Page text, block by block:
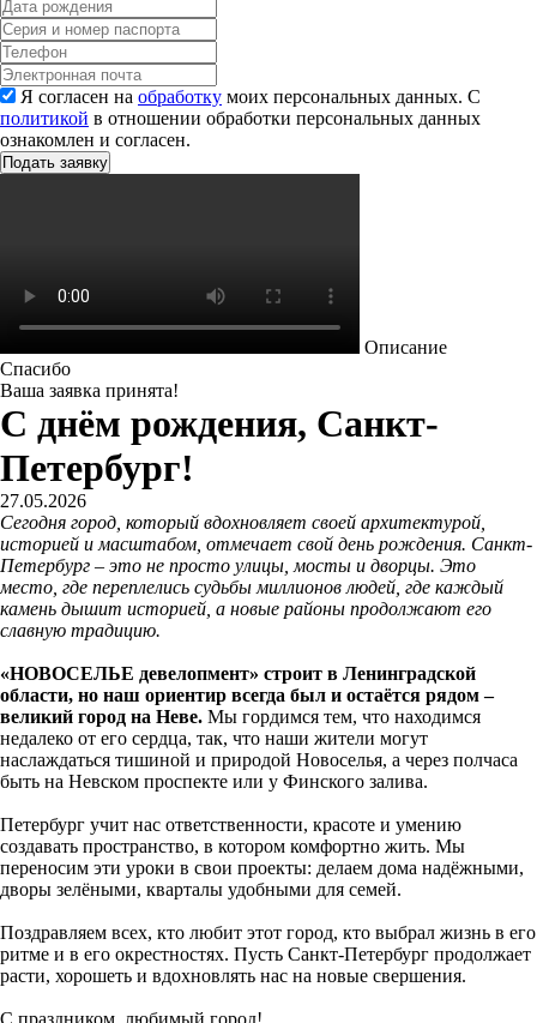
Я согласен на обработку моих персональных данных. С
политикой в отношении обработки персональных данных
ознакомлен и согласен.
Описание
Спасибо
Ваша заявка принята!
С днём рождения, Санкт-
Петербург!
27.05.2026
Сегодня город, который вдохновляет своей архитектурой,
историей и масштабом, отмечает свой день рождения. Санкт-
Петербург – это не просто улицы, мосты и дворцы. Это
место, где переплелись судьбы миллионов людей, где каждый
камень дышит историей, а новые районы продолжают его
славную традицию.
«НОВОСЕЛЬЕ девелопмент» строит в Ленинградской
области, но наш ориентир всегда был и остаётся рядом –
великий город на Неве. Мы гордимся тем, что находимся
недалеко от его сердца, так, что наши жители могут
наслаждаться тишиной и природой Новоселья, а через полчаса
быть на Невском проспекте или у Финского залива.
Петербург учит нас ответственности, красоте и умению
создавать пространство, в котором комфортно жить. Мы
переносим эти уроки в свои проекты: делаем дома надёжными,
дворы зелёными, кварталы удобными для семей.
Поздравляем всех, кто любит этот город, кто выбрал жизнь в его
ритме и в его окрестностях. Пусть Санкт-Петербург продолжает
расти, хорошеть и вдохновлять нас на новые свершения.
С праздником, любимый город!